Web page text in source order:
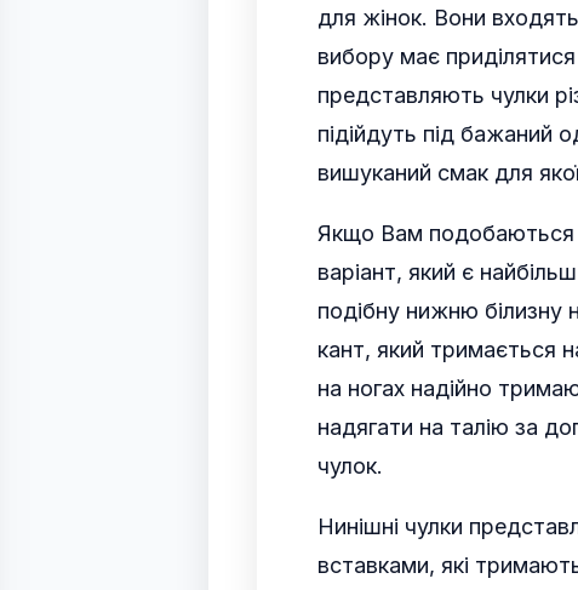
для жінок. Вони
вибору має
представляють чулки
підійдуть під бажаний
вишуканий смак для
Якщо Вам подобаються
варіант, який є
подібну нижню білизну
кант, який тримається
на ногах надійно
надягати на талію за
чулок.
Нинішні чулки
вставками, які